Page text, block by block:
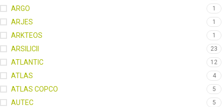
ARGO 1
ARJES 1
ARKTEOS 1
ARSILICII 23
ATLANTIC 12
ATLAS 4
ATLAS COPCO 5
AUTEC 5